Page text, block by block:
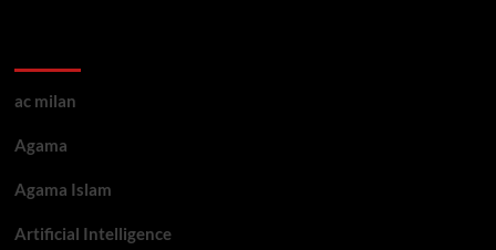
ac milan
Agama
Agama Islam
Artificial Intelligence